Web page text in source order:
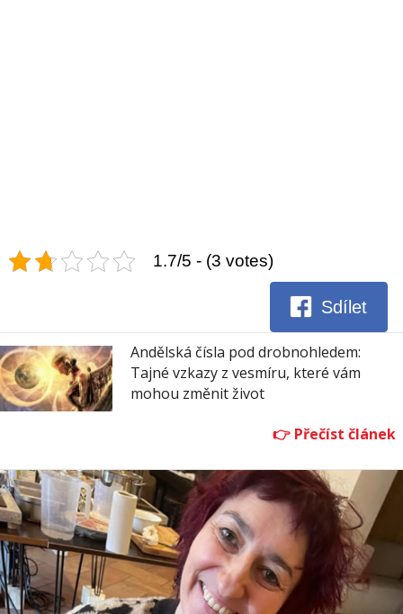
1.7/5 - (3 votes)
Sdílet
Andělská čísla pod drobnohledem:
Tajné vzkazy z vesmíru, které vám
mohou změnit život